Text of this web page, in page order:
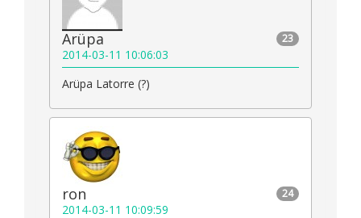
23
Arüpa
2014-03-11 10:06:03
Arüpa Latorre (?)
24
ron
2014-03-11 10:09:59